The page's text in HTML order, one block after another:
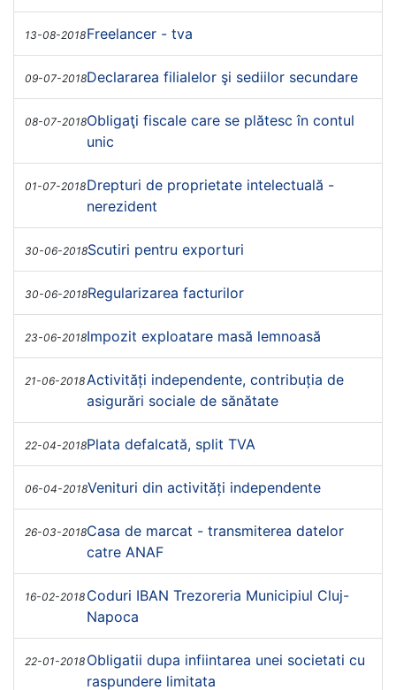
13-08-2018Freelancer - tva
09-07-2018Declararea filialelor şi sediilor secundare
08-07-2018Obligaţi fiscale care se plătesc în contul
unic
01-07-2018Drepturi de proprietate intelectuală -
nerezident
30-06-2018Scutiri pentru exporturi
30-06-2018Regularizarea facturilor
23-06-2018Impozit exploatare masă lemnoasă
21-06-2018Activități independente, contribuția de
asigurări sociale de sănătate
22-04-2018Plata defalcată, split TVA
06-04-2018Venituri din activități independente
26-03-2018Casa de marcat - transmiterea datelor
catre ANAF
16-02-2018 Coduri IBAN Trezoreria Municipiul Cluj-
Napoca
22-01-2018 Obligatii dupa infiintarea unei societati cu
raspundere limitata